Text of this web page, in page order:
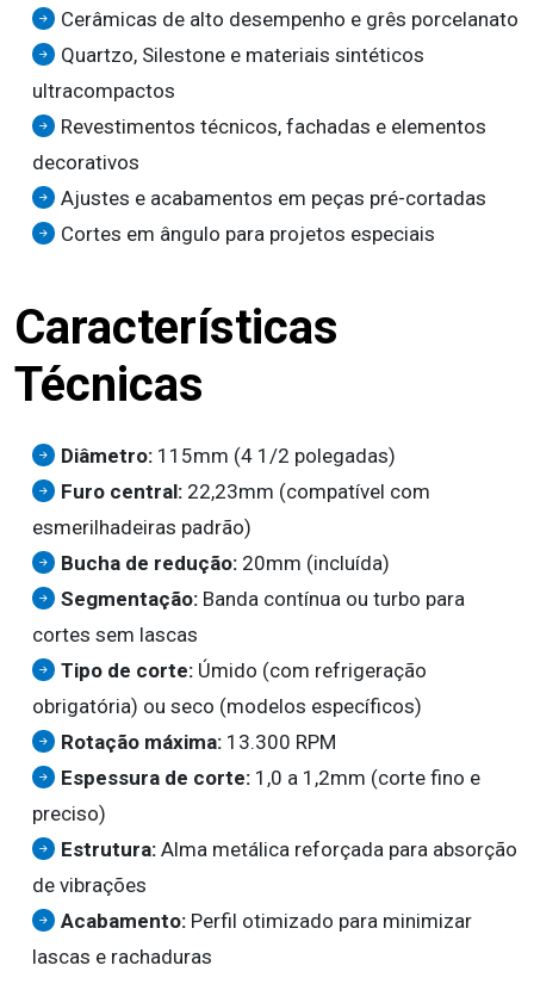
Cerâmicas de alto desempenho e grês porcelanato
Quartzo, Silestone e materiais sintéticos
ultracompactos
Revestimentos técnicos, fachadas e elementos
decorativos
Ajustes e acabamentos em peças pré-cortadas
Cortes em ângulo para projetos especiais
Características
Técnicas
Diâmetro: 115mm (4 1/2 polegadas)
Furo central: 22,23mm (compatível com
esmerilhadeiras padrão)
Bucha de redução: 20mm (incluída)
Segmentação: Banda contínua ou turbo para
cortes sem lascas
Tipo de corte: Úmido (com refrigeração
obrigatória) ou seco (modelos específicos)
Rotação máxima: 13.300 RPM
Espessura de corte: 1,0 a 1,2mm (corte fino e
preciso)
Estrutura: Alma metálica reforçada para absorção
de vibrações
Acabamento: Perfil otimizado para minimizar
lascas e rachaduras